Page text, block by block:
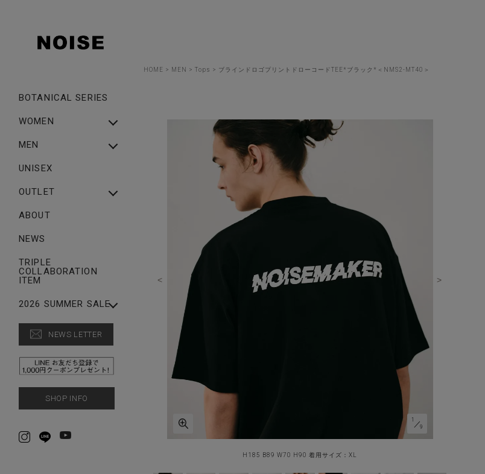
BOTANICAL SERIES
WOMEN
NEW ARRIVAL
WOMEN ALL ITEM
ONEPIECE
OUTER・COAT
SHOES
LEG WEAR
CAP
SALE【WOMEN】
MEN
NEW ARRIVAL
MEN ALL ITEM
OUTER・COAT
CAP
FASHION GOODS
SALE【MEN】
UNISEX
OUTLET
OUTLET_WOMEN
OUTLET_MEN
ABOUT
NEWS
TRIPLE
COLLABORATION
ITEM
2026 SUMMER SALE
【WOMEN】SUMMER
SALE
SALE
NEWS LETTER
SHOP INFO
HOME MEN Tops ブラインドロゴプリントドローコードTEE*ブラック*＜NMS2-MT40＞
1 ／9
H185 B89 W70 H90 着用サイズ：XL